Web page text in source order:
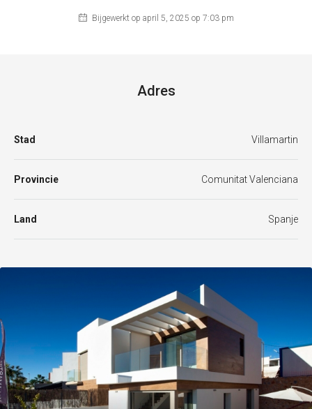
Bijgewerkt op april 5, 2025 op 7:03 pm
Adres
Stad Villamartin
Provincie Comunitat Valenciana
Land Spanje